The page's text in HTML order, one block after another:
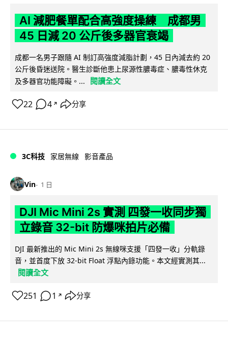
AI 減肥餐單配合高強度操練 成都男
45 日減 20 公斤後多器官衰竭
成都一名男子跟隨 AI 制訂高強度減脂計劃，45 日內減去約 20
公斤後昏迷送院。醫生診斷他患上尿源性膿毒症、膿毒性休克
及多器官功能障礙。...
閱讀全文
22 4 ↗ 分享
3C科技 家居無線 影音產品
Vin 1 日
DJI Mic Mini 2s 實測 四發一收同步獨
立錄音 32-bit 防爆咪拍片必備
DJI 最新推出的 Mic Mini 2s 無線咪支援「四發一收」分軌錄
音，並首度下放 32-bit Float 浮點內錄功能。本文經實測其...
閱讀全文
251 1 ↗ 分享